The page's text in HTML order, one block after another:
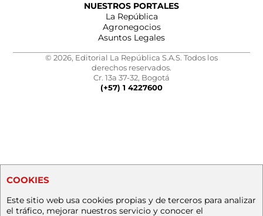
NUESTROS PORTALES
La República
Agronegocios
Asuntos Legales
© 2026, Editorial La República S.A.S. Todos los
derechos reservados.
Cr. 13a 37-32, Bogotá
(+57) 1 4227600
COOKIES
Este sitio web usa cookies propias y de terceros para analizar
el tráfico, mejorar nuestros servicio y conocer el